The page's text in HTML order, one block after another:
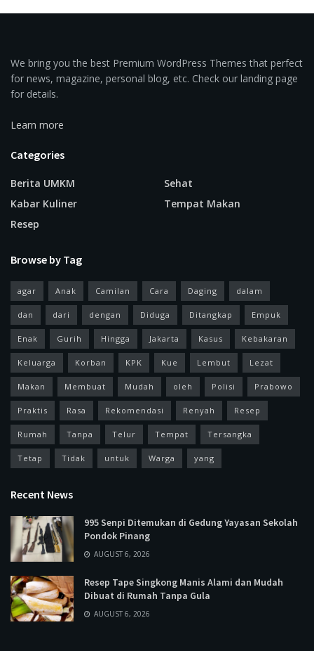
We bring you the best Premium WordPress Themes that perfect
for news, magazine, personal blog, etc. Check our landing page
for details.
Learn more
Categories
Berita UMKM
Kabar Kuliner
Resep
Sehat
Tempat Makan
Browse by Tag
agar Anak Camilan Cara Daging dalam
dan dari dengan Diduga Ditangkap Empuk
Enak Gurih Hingga Jakarta Kasus Kebakaran
Keluarga Korban KPK Kue Lembut Lezat
Makan Membuat Mudah oleh Polisi Prabowo
Praktis Rasa Rekomendasi Renyah Resep
Rumah Tanpa Telur Tempat Tersangka
Tetap Tidak untuk Warga yang
Recent News
995 Senpi Ditemukan di Gedung Yayasan Sekolah
Pondok Pinang
AUGUST 6, 2026
Resep Tape Singkong Manis Alami dan Mudah
Dibuat di Rumah Tanpa Gula
AUGUST 6, 2026